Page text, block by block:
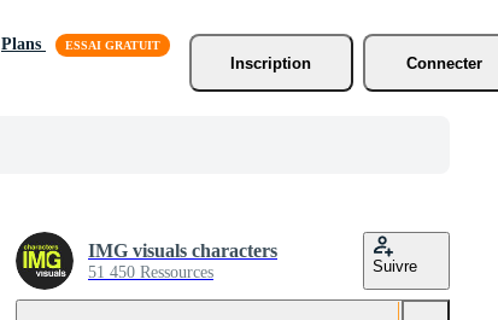
Plans
Inscription
Connecter
IMG visuals characters
51 450 Ressources Suivre